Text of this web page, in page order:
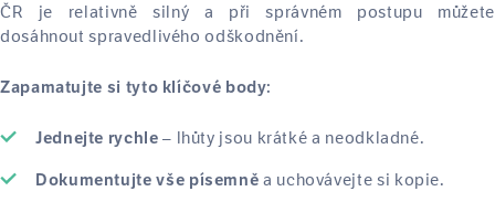
ČR je relativně silný a při správném postupu můžete
dosáhnout spravedlivého odškodnění.
Zapamatujte si tyto klíčové body:
Jednejte rychle – lhůty jsou krátké a neodkladné.
Dokumentujte vše písemně a uchovávejte si kopie.